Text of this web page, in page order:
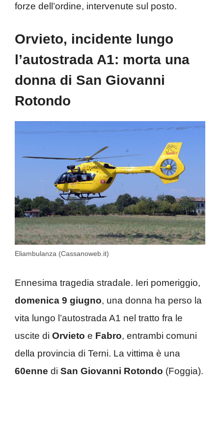
forze dell’ordine, intervenute sul posto.
Orvieto, incidente lungo
l’autostrada A1: morta una
donna di San Giovanni
Rotondo
Eliambulanza (Cassanoweb.it)
Ennesima tragedia stradale. Ieri pomeriggio,
domenica 9 giugno, una donna ha perso la
vita lungo l’autostrada A1 nel tratto fra le
uscite di Orvieto e Fabro, entrambi comuni
della provincia di Terni. La vittima è una
60enne di San Giovanni Rotondo (Foggia).